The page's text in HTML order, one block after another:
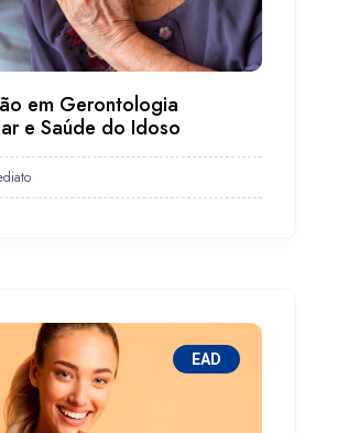
em Gerontologia
e Saúde do Idoso
EAD